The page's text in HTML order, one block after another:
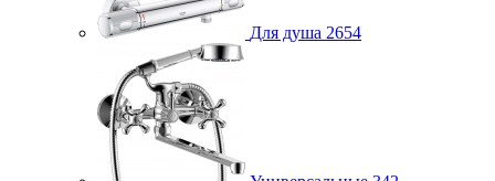
Для душа 2654